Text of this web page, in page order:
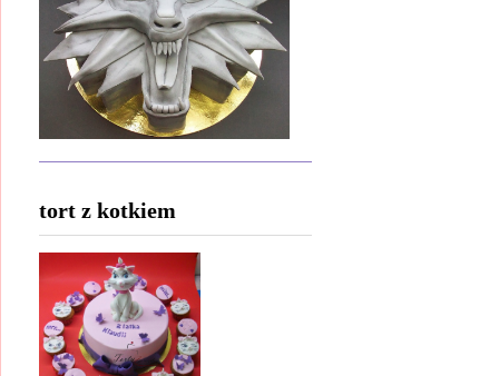
tort z kotkiem